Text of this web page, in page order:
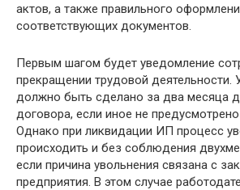
актов, а также правильного
соответствующих документов.
Первым шагом будет уведомление
прекращении трудовой деятельности.
должно быть сделано за два месяца
договора, если иное не
Однако при ликвидации ИП процесс
происходить и без соблюдения
если причина увольнения связана с
предприятия. В этом случае